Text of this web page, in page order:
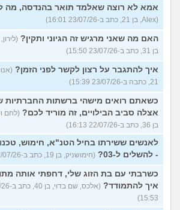
אמא לא רוצה שאלמד תואר בהנדסה, מה
(Alex, בן 21, כתב ב-23/07/26 16:01)
האם מה שאני מרגיש זה הגיוני ותקין? (לירון,
בן 31, כתב ב-23/07/26 15:50)
איך להתגבר על רצון לקשר לפני הזמן?
21, כתבה ב-23/07/26 15:39)
כשאתם רואים מישהי ברשתות החברתיות
אצלה סביב הבילויים, זה מוריד לכם? (לחם
בן 36, כתב ב-22/07/26 16:13)
לאנשים ששירתו בחיל הטנ"א, חימוש,
- להשלים ל-03?
(חימושניק, בן 19, כתב ב-22/07/26 16:04)
כשרבתי עם בת הזוג שלי, דחפתי אותה
איך להתמודד?
(אלכס, שם
15:53)